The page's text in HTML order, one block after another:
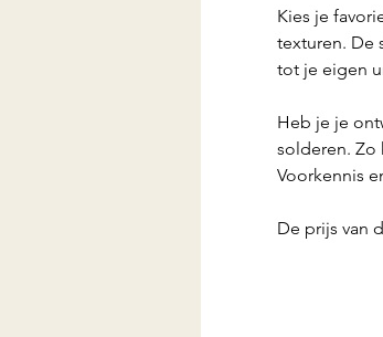
Kies je
texturen. De
tot je eigen
Heb je je
solderen. Zo
Voorkennis
De prijs van